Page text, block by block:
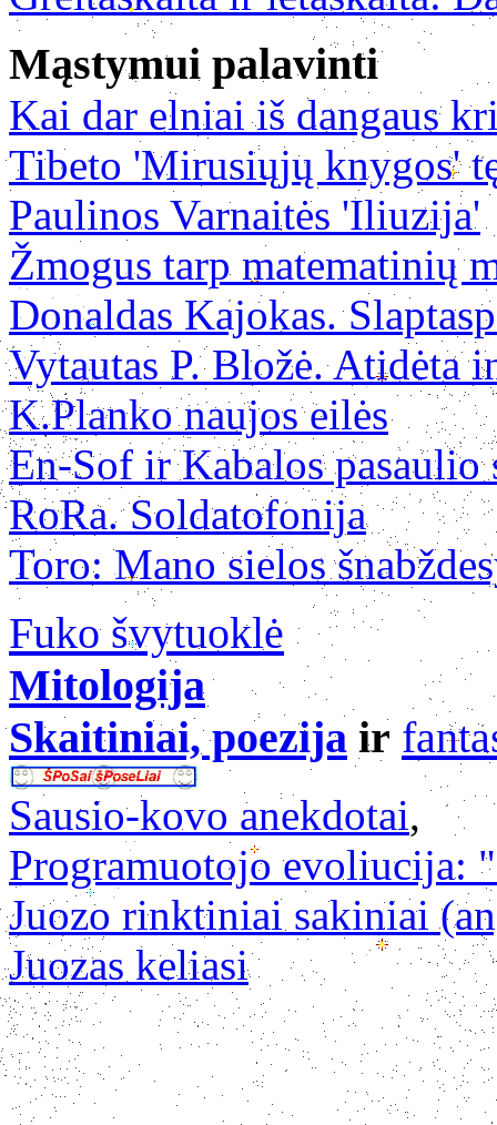
Mąstymui palavinti
Kai dar elniai iš dangaus
Tibeto 'Mirusiųjų knygos'
Paulinos Varnaitės 'Iliuzija'
Žmogus tarp matematinių
Donaldas Kajokas.
Vytautas P. Bložė. Atidėta
K.Planko naujos eilės
En-Sof ir Kabalos pasaulio
RoRa. Soldatofonija
Toro: Mano sielos
Fuko švytuoklė
Mitologija
Skaitiniai, poezija ir
Sausio-kovo anekdotai,
Programuotojo evoliucija:
Juozo rinktiniai sakiniai
Juozas keliasi